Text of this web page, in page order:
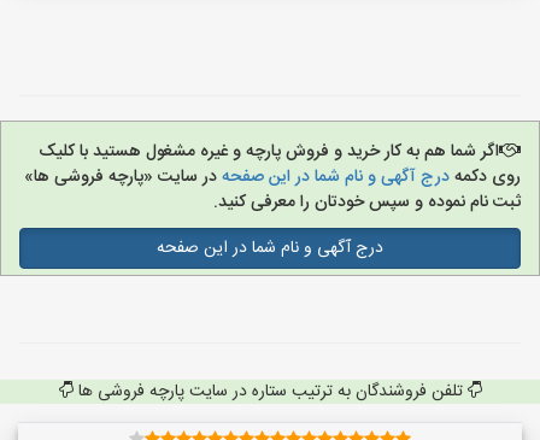
اگر شما هم به کار خرید و فروش پارچه و غیره مشغول هستید با کلیک
روی دکمهدرج آگهی و نام شما در این صفحهدر سایت «پارچه فروشی ها»
ثبت نام نموده و سپس خودتان را معرفی کنید.
درج آگهی و نام شما در این صفحه
تلفن فروشندگان به ترتیب ستاره در سایت پارچه فروشی ها